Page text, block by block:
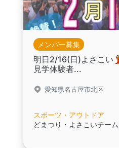
メンバー募集
明日2/16(日)よさこい
見学体験者...
愛知県名古屋市北区
スポーツ・アウトドア
どまつり・よさこいチー